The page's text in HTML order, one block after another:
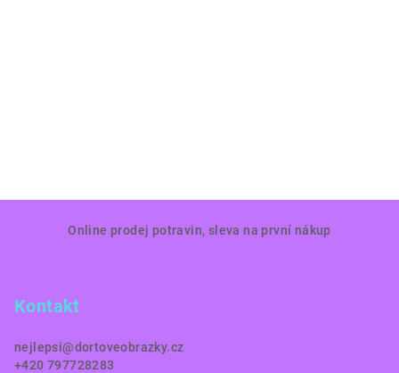
Online prodej potravin, sleva na první nákup
Kontakt
nejlepsi@dortoveobrazky.cz
+420 797728283